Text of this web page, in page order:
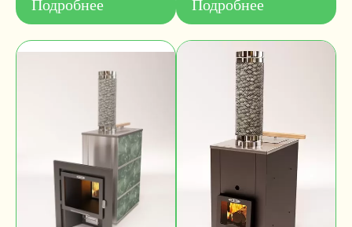
Подробнее Подробнее